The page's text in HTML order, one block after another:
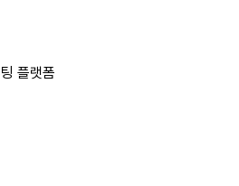
플랫폼